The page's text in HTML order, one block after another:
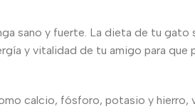
sano y fuerte. La dieta de tu
y vitalidad de tu amigo para que
calcio, fósforo, potasio y hierro,